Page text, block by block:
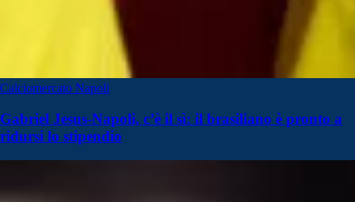
Calciomercato Napoli
Gabriel Jesus-Napoli, c’è il sì: il brasiliano è pronto a
ridursi lo stipendio